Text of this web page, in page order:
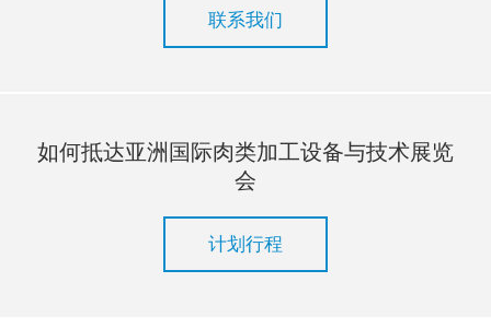
联系我们
如何抵达亚洲国际肉类加工设备与技术展览
会
计划行程